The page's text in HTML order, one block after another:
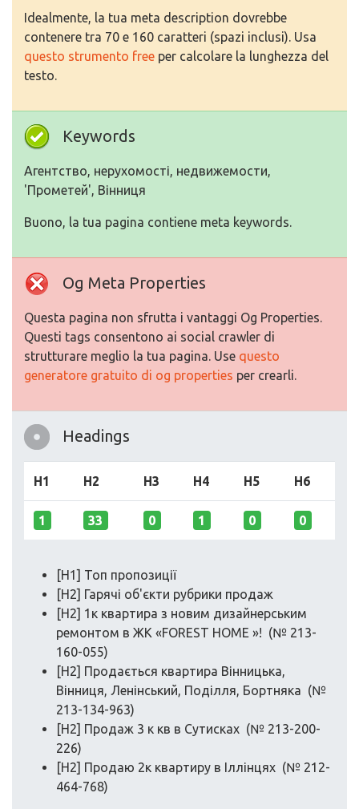
Idealmente, la tua meta description dovrebbe
contenere tra 70 e 160 caratteri (spazi inclusi). Usa
questo strumento free per calcolare la lunghezza del
testo.
Keywords
Агентство, нерухомості, недвижемости,
'Прометей', Вінниця
Buono, la tua pagina contiene meta keywords.
Og Meta Properties
Questa pagina non sfrutta i vantaggi Og Properties.
Questi tags consentono ai social crawler di
strutturare meglio la tua pagina. Use questo
generatore gratuito di og properties per crearli.
Headings
H1 H2 H3 H4 H5 H6
1 33 0 1 0 0
[H1] Топ пропозиції
[H2] Гарячі об'єкти рубрики продаж
[H2] 1к квартира з новим дизайнерським
ремонтом в ЖК «FOREST HOME »! (№ 213-
160-055)
[H2] Продається квартира Вінницька,
Вінниця, Ленінський, Поділля, Бортняка (№
213-134-963)
[H2] Продаж 3 к кв в Сутисках (№ 213-200-
226)
[H2] Продаю 2к квартиру в Іллінцях (№ 212-
464-768)